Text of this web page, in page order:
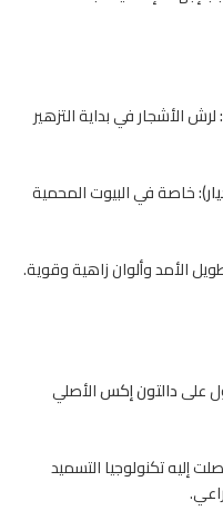
لرش الأشجار في بداية التزهير
خاصة في البيوت المحمية
الأمد وألوان زاهية وقوية.
علىدالتون إكسالأصلي
إليه تكنولوجيا التسميد